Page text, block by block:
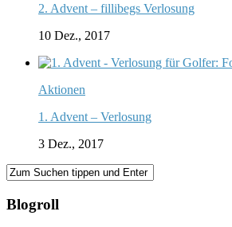
2. Advent – fillibegs Verlosung
10 Dez., 2017
Aktionen
1. Advent – Verlosung
3 Dez., 2017
Blogroll